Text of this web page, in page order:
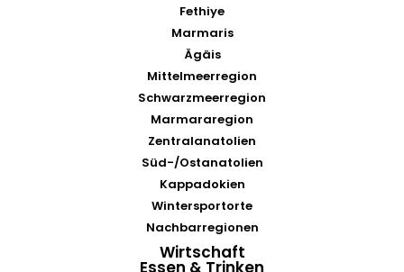
Fethiye
Marmaris
Ägäis
Mittelmeerregion
Schwarzmeerregion
Marmararegion
Zentralanatolien
Süd-/Ostanatolien
Kappadokien
Wintersportorte
Nachbarregionen
Wirtschaft
Essen & Trinken